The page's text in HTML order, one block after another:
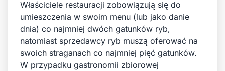
Właściciele restauracji zobowiązują się do
umieszczenia w swoim menu (lub jako danie
dnia) co najmniej dwóch gatunków ryb,
natomiast sprzedawcy ryb muszą oferować na
swoich straganach co najmniej pięć gatunków.
W przypadku gastronomii zbiorowej